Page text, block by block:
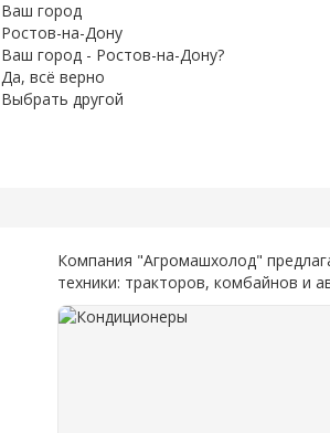
Ваш город
Ростов-на-Дону
Ваш город - Ростов-на-Дону?
Да, всё верно
Выбрать другой
Компания "Агромашхолод"
техники: тракторов, комбайнов и